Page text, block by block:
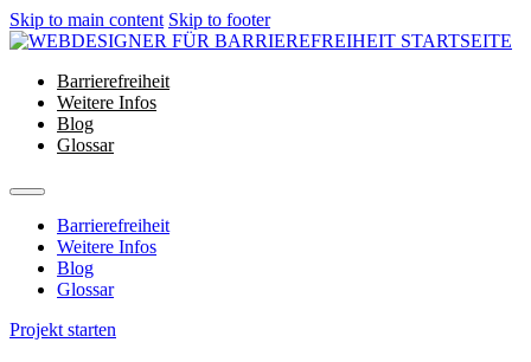
Skip to main content Skip to footer
Barrierefreiheit
Weitere Infos
Blog
Glossar
Barrierefreiheit
Weitere Infos
Blog
Glossar
Projekt starten